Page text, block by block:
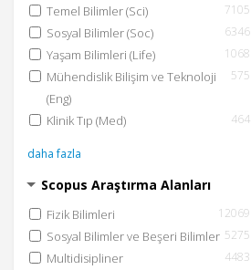
AÇLIĞA SON
99
daha fazla
Temel Bilimler (Sci) 7105
Sosyal Bilimler (Soc) 6346
Yaşam Bilimleri (Life) 1068
Mühendislik Bilişim ve Teknoloji
(Eng)
575
Klinik Tıp (Med) 464
daha fazla
Scopus Araştırma Alanları
Fizik Bilimleri 12069
Sosyal Bilimler ve Beşeri Bilimler 5275
Multidisipliner 4483